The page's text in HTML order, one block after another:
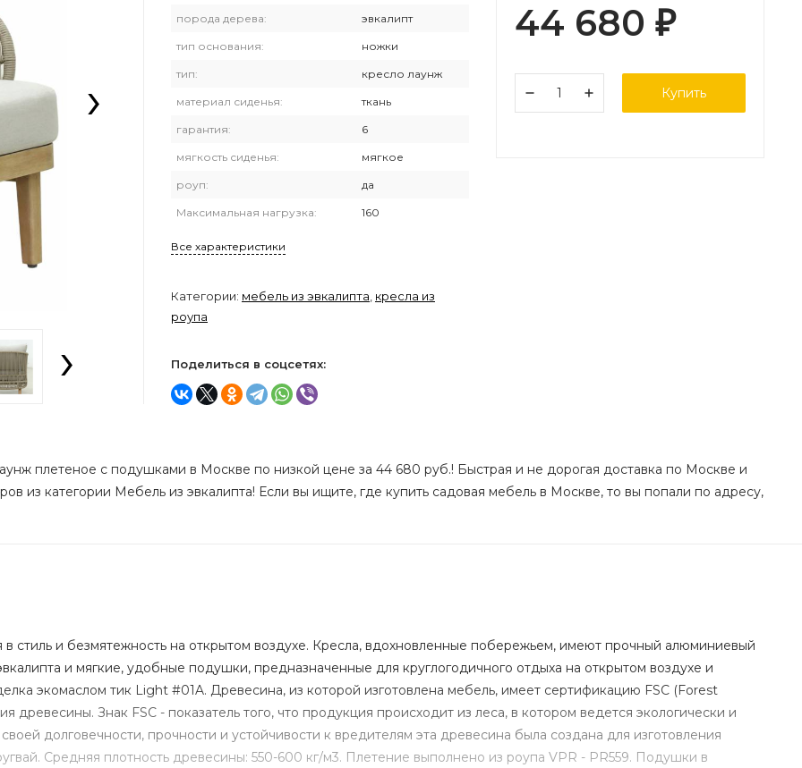
›
›
порода дерева: эвкалипт
тип основания: ножки
тип: кресло лаунж
материал сиденья: ткань
гарантия: 6
мягкость сиденья: мягкое
роуп: да
Максимальная нагрузка: 160
Все характеристики
Категории: мебель из эвкалипта кресла из
роупа
Поделиться в соцсетях:
44 680 ₽
Купить
плетеное с подушками в Москве по низкой цене за 44 680 руб.! Быстрая и не дорогая доставка по Москве и
из категории Мебель из эвкалипта! Если вы ищите, где купить садовая мебель в Москве, то вы попали по адресу,
в стиль и безмятежность на открытом воздухе. Кресла, вдохновленные побережьем, имеют прочный алюминиевый
и мягкие, удобные подушки, предназначенные для круглогодичного отдыха на открытом воздухе и
экомаслом тик Light #01A. Древесина, из которой изготовлена мебель, имеет сертификацию FSC (Forest
древесины. Знак FSC - показатель того, что продукция происходит из леса, в котором ведется экологически и
долговечности, прочности и устойчивости к вредителям эта древесина была создана для изготовления
Средняя плотность древесины: 550-600 кг/м3. Плетение выполнено из роупа VPR - PR559. Подушки в